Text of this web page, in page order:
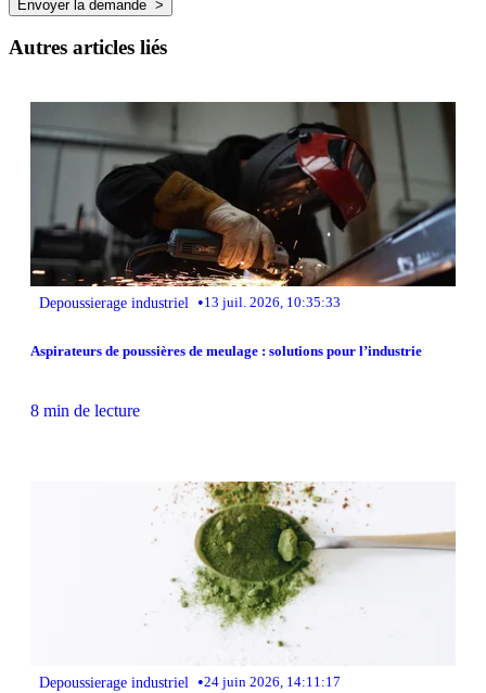
Autres articles liés
Depoussierage industriel •13 juil. 2026, 10:35:33
Aspirateurs de poussières de meulage : solutions pour l’industrie
8 min de lecture
Depoussierage industriel •24 juin 2026, 14:11:17